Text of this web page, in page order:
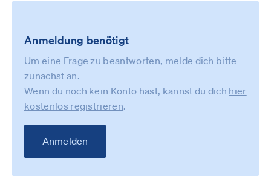
Anmeldung benötigt
Um eine Frage zu beantworten, melde dich bitte
zunächst an.
Wenn du noch kein Konto hast, kannst du dich hier
kostenlos registrieren.
Anmelden